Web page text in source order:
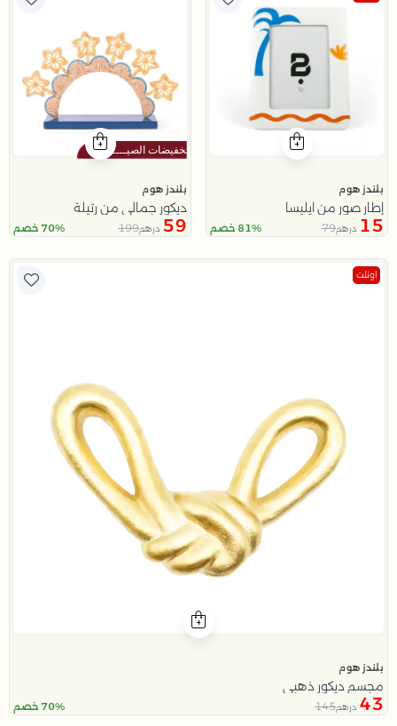
بلندز هوم
إطار صور من ايليسا
15 درهم79 81% خصم
بلندز هوم
ديكور جمالي من رتيلة
59 درهم199 70% خصم
اوتلت
بلندز هوم
مجسم ديكور ذهبي
43 درهم145 70% خصم